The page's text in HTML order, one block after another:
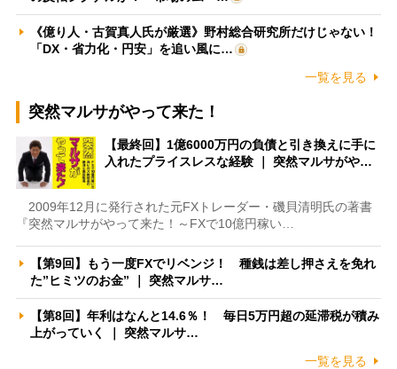
《億り人・古賀真人氏が厳選》野村総合研究所だけじゃない！
「DX・省力化・円安」を追い風に…
一覧を見る
突然マルサがやって来た！
【最終回】1億6000万円の負債と引き換えに手に
入れたプライスレスな経験 ｜ 突然マルサがや…
2009年12月に発行された元FXトレーダー・磯貝清明氏の著書
『突然マルサがやって来た！～FXで10億円稼い…
【第9回】もう一度FXでリベンジ！ 種銭は差し押さえを免れ
た”ヒミツのお金” ｜ 突然マルサ…
【第8回】年利はなんと14.6％！ 毎日5万円超の延滞税が積み
上がっていく ｜ 突然マルサ…
一覧を見る